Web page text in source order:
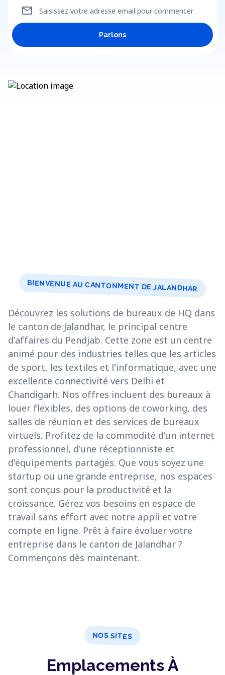
Saisissez votre adresse email pour commencer
mail
Parlons
BIENVENUE AU CANTONMENT DE JALANDHAR
Découvrez les solutions de bureaux de HQ dans
le canton de Jalandhar, le principal centre
d'affaires du Pendjab. Cette zone est un centre
animé pour des industries telles que les articles
de sport, les textiles et l'informatique, avec une
excellente connectivité vers Delhi et
Chandigarh. Nos offres incluent des bureaux à
louer flexibles, des options de coworking, des
salles de réunion et des services de bureaux
virtuels. Profitez de la commodité d'un internet
professionnel, d'une réceptionniste et
d'équipements partagés. Que vous soyez une
startup ou une grande entreprise, nos espaces
sont conçus pour la productivité et la
croissance. Gérez vos besoins en espace de
travail sans effort avec notre appli et votre
compte en ligne. Prêt à faire évoluer votre
entreprise dans le canton de Jalandhar ?
Commençons dès maintenant.
NOS SITES
Emplacements À